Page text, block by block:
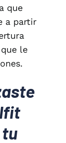
que
a partir
le